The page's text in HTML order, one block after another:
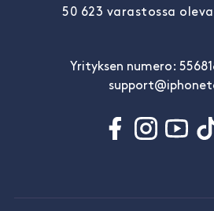
50 623 varastossa
Yrityksen numero: